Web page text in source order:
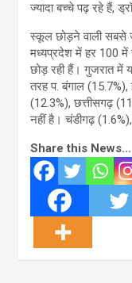
ज्यादा बच्चे पढ़ रहे हैं,
स्कूल छोड़ने वाली सबसे
मध्यप्रदेश में हर 100 में
छोड़ रही हैं। गुजरात में
तरह प. बंगाल (15.7%),
(12.3%), छत्तीसगढ़
नहीं है। चंडीगढ़
Share this News...